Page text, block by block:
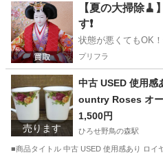
埼玉 行田市 買いたい/ください
【夏の大掃除🧹
す❗️
状態が悪くてもOK
プリフラ
売ります
中古 USED 使用感
ountry Roses オー
室御用達 マグカッ
1,500円
ひろせ野鳥の森駅
■商品タイトル 中古 USED 使用感あり ロイ